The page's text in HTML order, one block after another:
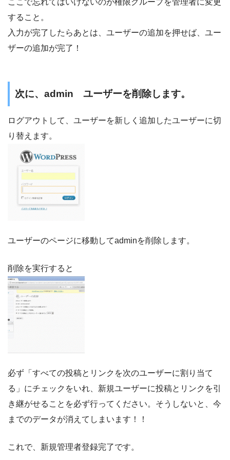
ここで忘れてはいけないのが権限グループを管理者に変更
すること。
入力が完了したらあとは、ユーザーの追加を押せば、ユー
ザーの追加が完了！
次に、admin ユーザーを削除します。
ログアウトして、ユーザーを新しく追加したユーザーに切
り替えます。
ユーザーのページに移動してadminを削除します。
削除を実行すると
必ず「すべての投稿とリンクを次のユーザーに割り当て
る」にチェックをいれ、新規ユーザーに投稿とリンクを引
き継がせることを必ず行ってください。そうしないと、今
までのデータが消えてしまいます！！
これで、新規管理者登録完了です。